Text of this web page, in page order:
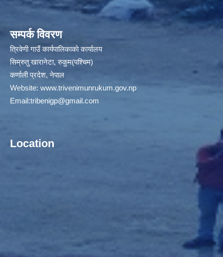
सम्पर्क विवरण
त्रिवेणी गाउँ कार्यपालिकाकाे कार्यालय
सिम्रुतु खारानेटा, रुकुम(पश्‍चिम)
कर्णाली प्रदेश, नेपाल
Website: www.trivenimunrukum.gov.np
Email:tribenigp@gmail.com
Location